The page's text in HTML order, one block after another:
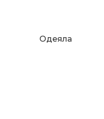
Одеяла